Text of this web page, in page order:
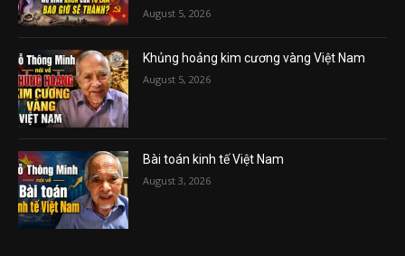
August 5, 2026
Khủng hoảng kim cương vàng Việt Nam
August 5, 2026
Bài toán kinh tế Việt Nam
August 3, 2026